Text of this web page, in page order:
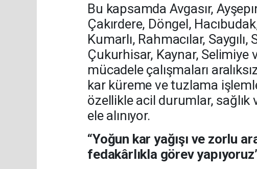
Bu kapsamda Avgasır,
Çakırdere, Döngel,
Kumarlı, Rahmacılar,
Çukurhisar, Kaynar, Selimiye
mücadele çalışmaları
kar küreme ve tuzlama
özellikle acil durumlar, sağlık
ele alınıyor.
“Yoğun kar yağışı ve zorlu
fedakârlıkla görev